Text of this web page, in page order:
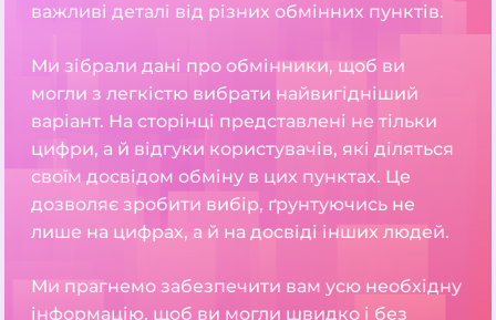
важливі деталі від різних обмінних пунктів.
Ми зібрали дані про обмінники, щоб ви
могли з легкістю вибрати найвигідніший
варіант. На сторінці представлені не тільки
цифри, а й відгуки користувачів, які діляться
своїм досвідом обміну в цих пунктах. Це
дозволяє зробити вибір, ґрунтуючись не
лише на цифрах, а й на досвіді інших людей.
Ми прагнемо забезпечити вам усю необхідну
інформацію, щоб ви могли швидко і без